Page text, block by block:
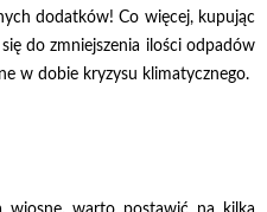
dodatków! Co więcej, kupując
do zmniejszenia ilości odpadów
w dobie kryzysu klimatycznego.